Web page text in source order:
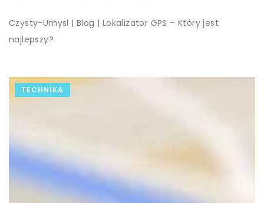
Czysty-Umysl |Blog | Lokalizator GPS – Który jest
najlepszy?
TECHNIKA